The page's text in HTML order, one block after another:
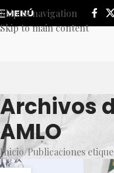
Skip to navigation
Skip to main content
MENÚ
Archivos
AMLO
Inicio Publicaciones